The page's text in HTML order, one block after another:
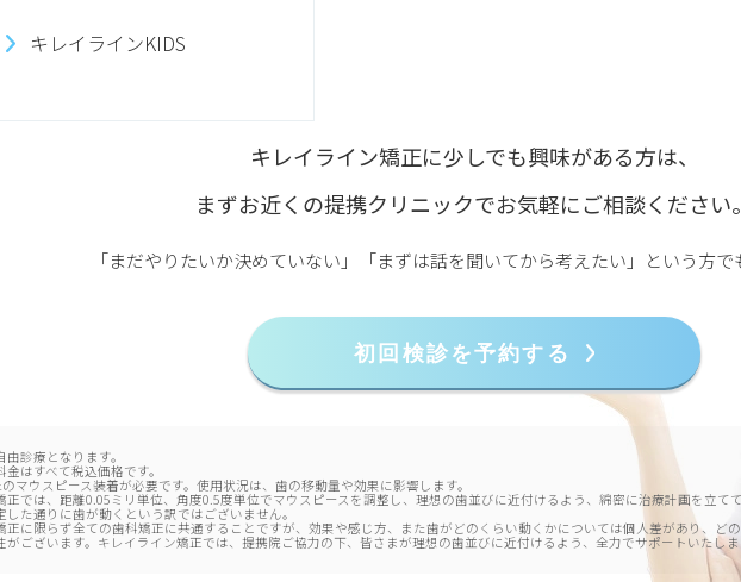
キレイラインKIDS
キレイライン矯正に少しでも興味がある方は、
まずお近くの提携クリニックでお気軽にご相談ください
「まだやりたいか決めていない」「まずは話を聞いてから考えたい」という方
初回検診を予約する
由診療となります。
金はすべて税込価格です。
マウスピース装着が必要です。使用状況は、歯の移動量や効果に影響します。
正では、距離0.05ミリ単位、角度0.5度単位でマウスピースを調整し、理想の歯並びに近付けるよう、綿密に治療計画を立
した通りに歯が動くという訳ではございません。
正に限らず全ての歯科矯正に共通することですが、効果や感じ方、また歯がどのくらい動くかについては個人差があり、ど
がございます。キレイライン矯正では、提携院ご協力の下、皆さまが理想の歯並びに近付けるよう、全力でサポートいたし